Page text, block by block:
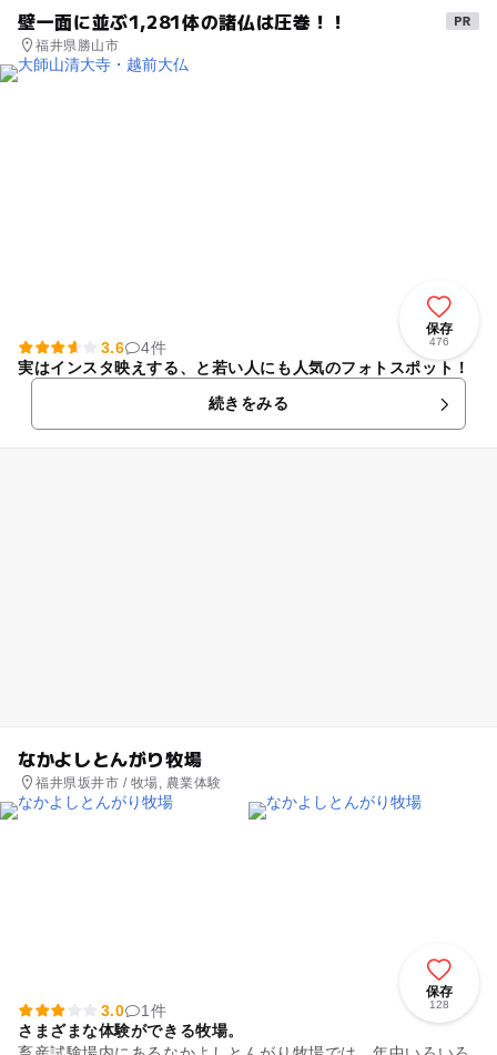
壁一面に並ぶ1,281体の諸仏は圧巻！！
福井県勝山市
保存
476
3.6
4件
実はインスタ映えする、と若い人にも人気のフォトスポット！
続きをみる
なかよしとんがり牧場
福井県坂井市 / 牧場, 農業体験
保存
128
3.0
1件
さまざまな体験ができる牧場。